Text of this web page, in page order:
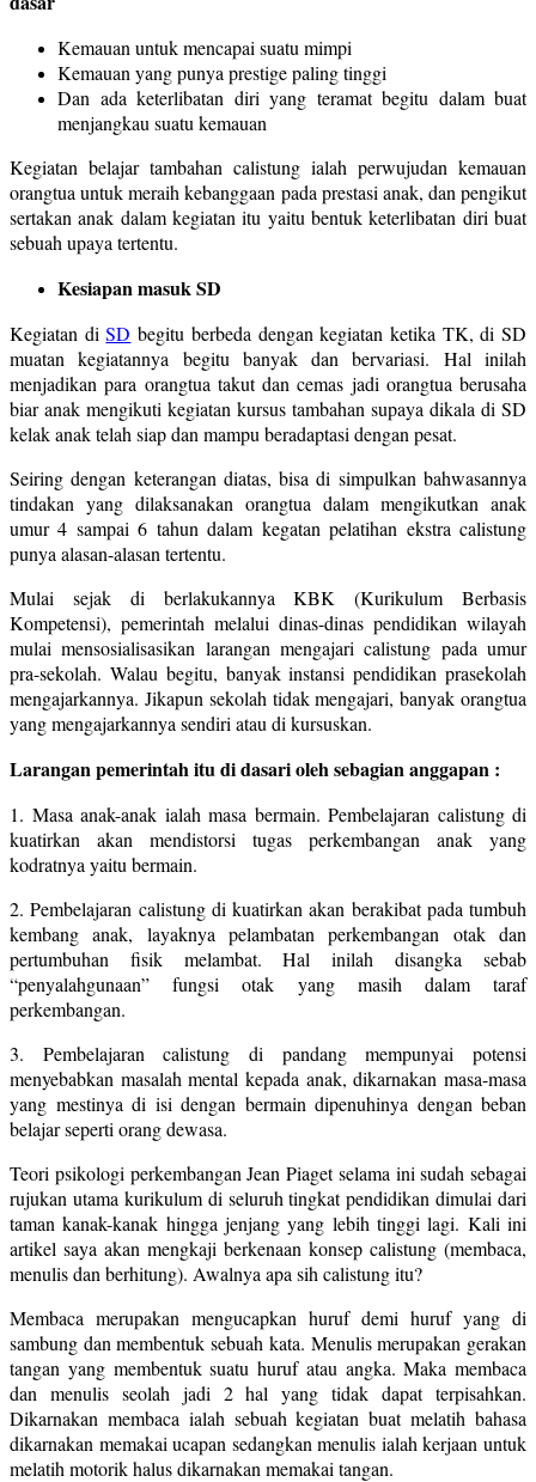
Kemauan untuk mencapai suatu mimpi
Kemauan yang punya prestige paling tinggi
Dan ada keterlibatan diri yang teramat begitu dalam buat
menjangkau suatu kemauan
Kegiatan belajar tambahan calistung ialah perwujudan kemauan
orangtua untuk meraih kebanggaan pada prestasi anak, dan pengikut
sertakan anak dalam kegiatan itu yaitu bentuk keterlibatan diri buat
sebuah upaya tertentu.
Kesiapan masuk SD
Kegiatan diSD begitu berbeda dengan kegiatan ketika TK, di SD
muatan kegiatannya begitu banyak dan bervariasi. Hal inilah
menjadikan para orangtua takut dan cemas jadi orangtua berusaha
biar anak mengikuti kegiatan kursus tambahan supaya dikala di SD
kelak anak telah siap dan mampu beradaptasi dengan pesat.
Seiring dengan keterangan diatas, bisa di simpulkan bahwasannya
tindakan yang dilaksanakan orangtua dalam mengikutkan anak
umur 4 sampai 6 tahun dalam kegatan pelatihan ekstra calistung
punya alasan-alasan tertentu.
Mulai sejak di berlakukannya KBK (Kurikulum Berbasis
Kompetensi), pemerintah melalui dinas-dinas pendidikan wilayah
mulai mensosialisasikan larangan mengajari calistung pada umur
pra-sekolah. Walau begitu, banyak instansi pendidikan prasekolah
mengajarkannya. Jikapun sekolah tidak mengajari, banyak orangtua
yang mengajarkannya sendiri atau di kursuskan.
Larangan pemerintah itu di dasari oleh sebagian anggapan :
1. Masa anak-anak ialah masa bermain. Pembelajaran calistung di
kuatirkan akan mendistorsi tugas perkembangan anak yang
kodratnya yaitu bermain.
2. Pembelajaran calistung di kuatirkan akan berakibat pada tumbuh
kembang anak, layaknya pelambatan perkembangan otak dan
pertumbuhan fisik melambat. Hal inilah disangka sebab
“penyalahgunaan” fungsi otak yang masih dalam taraf
perkembangan.
3. Pembelajaran calistung di pandang mempunyai potensi
menyebabkan masalah mental kepada anak, dikarnakan masa-masa
yang mestinya di isi dengan bermain dipenuhinya dengan beban
belajar seperti orang dewasa.
Teori psikologi perkembangan Jean Piaget selama ini sudah sebagai
rujukan utama kurikulum di seluruh tingkat pendidikan dimulai dari
taman kanak-kanak hingga jenjang yang lebih tinggi lagi. Kali ini
artikel saya akan mengkaji berkenaan konsep calistung (membaca,
menulis dan berhitung). Awalnya apa sih calistung itu?
Membaca merupakan mengucapkan huruf demi huruf yang di
sambung dan membentuk sebuah kata. Menulis merupakan gerakan
tangan yang membentuk suatu huruf atau angka. Maka membaca
dan menulis seolah jadi 2 hal yang tidak dapat terpisahkan.
Dikarnakan membaca ialah sebuah kegiatan buat melatih bahasa
dikarnakan memakai ucapan sedangkan menulis ialah kerjaan untuk
melatih motorik halus dikarnakan memakai tangan.